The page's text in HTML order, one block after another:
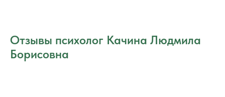
Отзывы психолог Качина Людмила
Борисовна